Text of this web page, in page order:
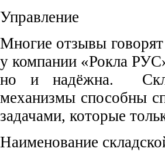
Управление
Многие отзывы
у компании «Рокла
но и надёжна.
механизмы способны
задачами, которые
Наименование